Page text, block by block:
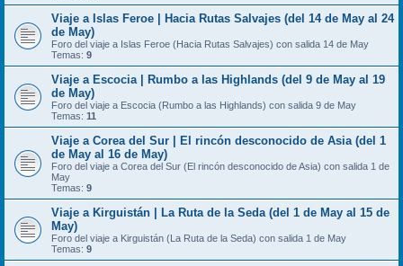
Viaje a Islas Feroe | Hacia Rutas Salvajes (del 14 de May al 24
de May)
Foro del viaje a Islas Feroe (Hacia Rutas Salvajes) con salida 14 de May
Temas: 9
Viaje a Escocia | Rumbo a las Highlands (del 9 de May al 19
de May)
Foro del viaje a Escocia (Rumbo a las Highlands) con salida 9 de May
Temas: 11
Viaje a Corea del Sur | El rincón desconocido de Asia (del 1
de May al 16 de May)
Foro del viaje a Corea del Sur (El rincón desconocido de Asia) con salida 1 de
May
Temas: 9
Viaje a Kirguistán | La Ruta de la Seda (del 1 de May al 15 de
May)
Foro del viaje a Kirguistán (La Ruta de la Seda) con salida 1 de May
Temas: 9